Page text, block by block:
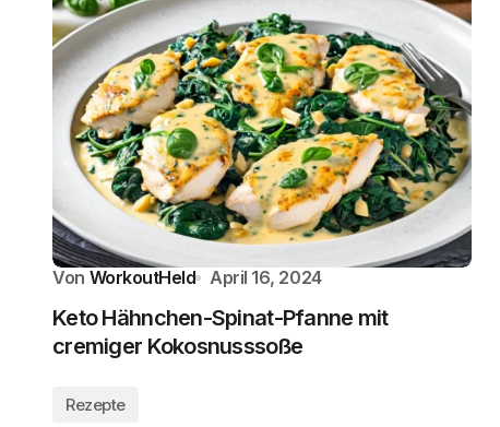
Von WorkoutHeld April 16, 2024
Keto Hähnchen-Spinat-Pfanne mit
cremiger Kokosnusssoße
Rezepte